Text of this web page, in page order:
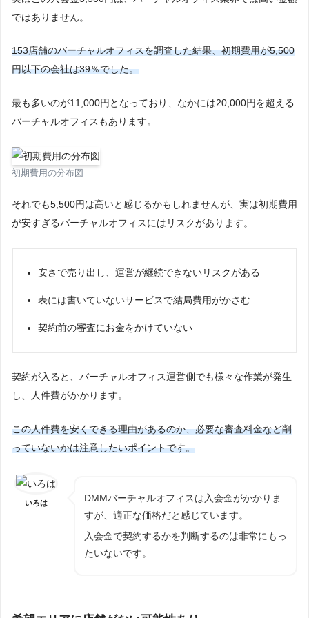
ではありません。
153店舗のバーチャルオフィスを調査した結果、初期費用が5,500
円以下の会社は39％でした。
最も多いのが11,000円となっており、なかには20,000円を超える
バーチャルオフィスもあります。
初期費用の分布図
それでも5,500円は高いと感じるかもしれませんが、実は初期費用
が安すぎるバーチャルオフィスにはリスクがあります。
安さで売り出し、運営が継続できないリスクがある
表には書いていないサービスで結局費用がかさむ
契約前の審査にお金をかけていない
契約が入ると、バーチャルオフィス運営側でも様々な作業が発生
し、人件費がかかります。
この人件費を安くできる理由があるのか、必要な審査料金など削
っていないかは注意したいポイントです。
いろは
DMMバーチャルオフィスは入会金がかかりま
すが、適正な価格だと感じています。
入会金で契約するかを判断するのは非常にもっ
たいないです。